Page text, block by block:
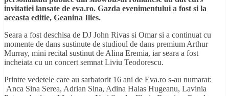
invitatiei lansate de eva.ro. Gazda evenimentului a fost si la
aceasta editie, Geanina Ilies.
Seara a fost deschisa de DJ John Rivas si Omar si a continuat cu
momente de dans sustinute de studioul de dans premium Arthur
Murray, mini recital sustinut de Alina Eremia, iar seara a fost
incheiata cu un concert semnat Liviu Teodorescu.
Printre vedetele care au sarbatorit 16 ani de Eva.ro s-au numarat:
Anca Sina Serea, Adrian Sina, Adina Halas Hugeanu, Lavinia